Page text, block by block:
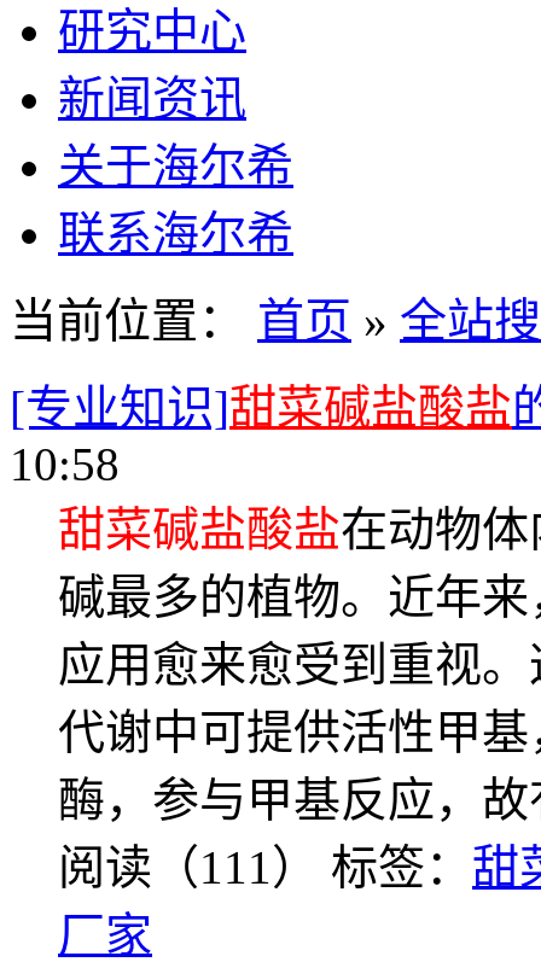
研究中心
新闻资讯
关于海尔希
联系海尔希
当前位置：
首页 » 全站
[专业知识]甜菜碱盐酸盐
10:58
甜菜碱盐酸盐在动物
碱最多的植物。近年来
应用愈来愈受到重视
代谢中可提供活性甲
酶，参与甲基反应，
阅读（111） 标签： 甜
厂家